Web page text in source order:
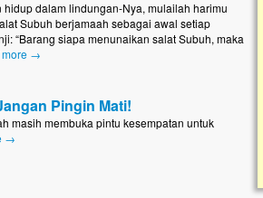
dalam lindungan-Nya, mulailah harimu
Subuh berjamaah sebagai awal setiap
“Barang siapa menunaikan salat Subuh, maka
more →
Pingin Mati!
masih membuka pintu kesempatan untuk
→
Lima Tahun Mangkrak, Masjid di
Pelosok ini Mengenaskan. Ayo Bantu.!!
tak berbentuk masjid, dipenuhi rumput liar,
berlumut, dan menghitam terpapar panas dan
hujan....